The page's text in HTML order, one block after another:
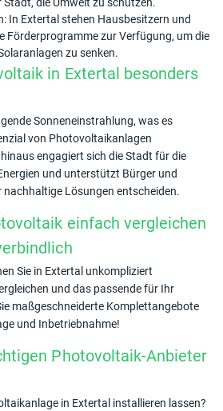
In Extertal stehen Hausbesitzern und
Förderprogramme zur Verfügung, um die
zu senken.
in Extertal besonders
Sonneneinstrahlung, was es
von Photovoltaikanlagen
engagiert sich die Stadt für die
und unterstützt Bürger und
nachhaltige Lösungen entscheiden.
einfach vergleichen
Sie in Extertal unkompliziert
und das passende für Ihr
maßgeschneiderte Komplettangebote
und Inbetriebnahme!
Photovoltaik-Anbieter
in Extertal installieren lassen?